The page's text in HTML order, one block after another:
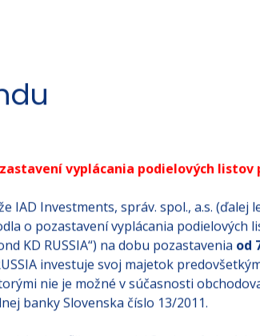
vyplácania podielových listov
IAD Investments, správ. spol., a.s. (ďalej
o pozastavení vyplácania podielových
KD RUSSIA“) na dobu pozastavenia od
investuje svoj majetok
nie je možné v súčasnosti
banky Slovenska číslo 13/2011.